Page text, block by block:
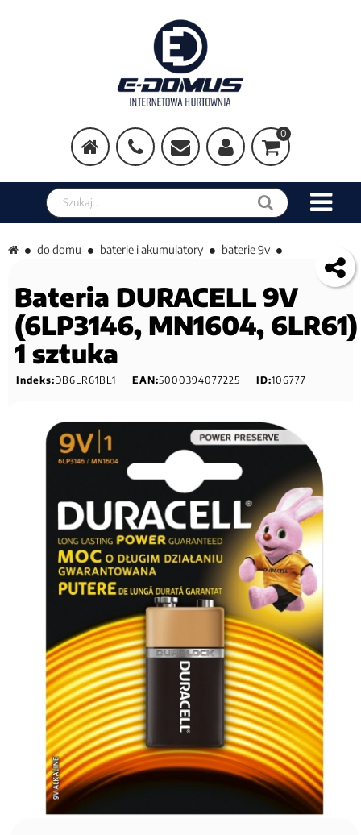
0
Szukaj w sklepie
do domu baterie i akumulatory baterie 9v
Bateria DURACELL 9V
(6LP3146, MN1604, 6LR61)
1 sztuka
Indeks:DB6LR61BL1 EAN:5000394077225 ID:106777